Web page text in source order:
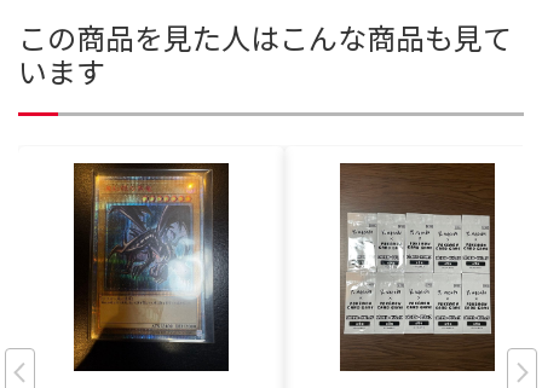
この商品を見た人はこんな商品も見て
います